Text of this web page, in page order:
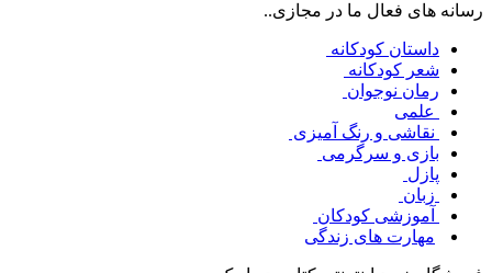
رسانه های فعال ما در مجازی..
داستان کودکانه
شعر کودکانه
رمان نوجوان
علمی
نقاشی و رنگ آمیزی
بازی و سرگرمی
پازل
زبان
آموزشی کودکان
مهارت های زندگی